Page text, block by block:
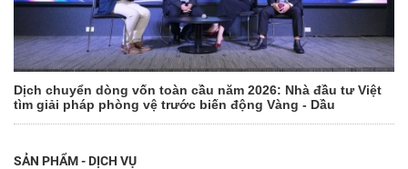
Dịch chuyển dòng vốn toàn cầu năm 2026: Nhà đầu tư Việt
tìm giải pháp phòng vệ trước biến động Vàng - Dầu
SẢN PHẨM - DỊCH VỤ